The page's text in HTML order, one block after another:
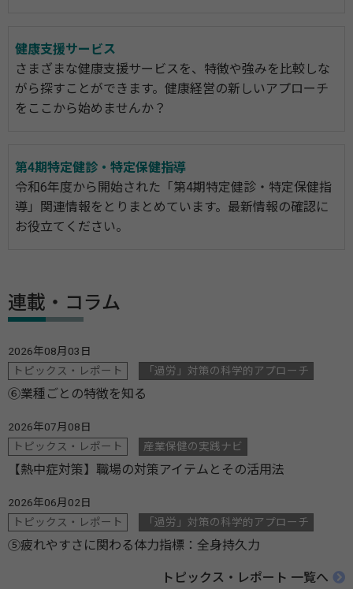
健康支援サービス
さまざまな健康支援サービスを、特徴や強みを比較しな
がら探すことができます。健康経営の新しいアプローチ
をここから始めませんか？
第4期特定健診・特定保健指導
令和6年度から開始された「第4期特定健診・特定保健指
導」関連情報をとりまとめています。最新情報の確認に
お役立てください。
連載・コラム
2026年08月03日
トピックス・レポート
「過労」対策の科学的アプローチ
⑥業種ごとの特徴を知る
2026年07月08日
トピックス・レポート
産業保健の実践ナビ
【熱中症対策】職場の対策アイテムとその活用法
2026年06月02日
トピックス・レポート
「過労」対策の科学的アプローチ
⑤疲れやすさに関わる体力指標：全身持久力
トピックス・レポート 一覧へ